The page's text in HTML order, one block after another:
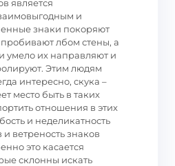
является
и
знаки покоряют
лбом стены, а
умело их направляют и
Этим людям
интересно, скука –
место быть в таких
отношения в этих
и неделикатность
ветреность знаков
это касается
склонны искать